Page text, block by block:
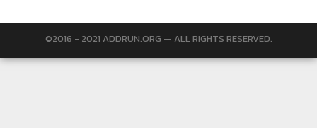
©2016 - 2021 ADDRUN.ORG — ALL RIGHTS RESERVED.